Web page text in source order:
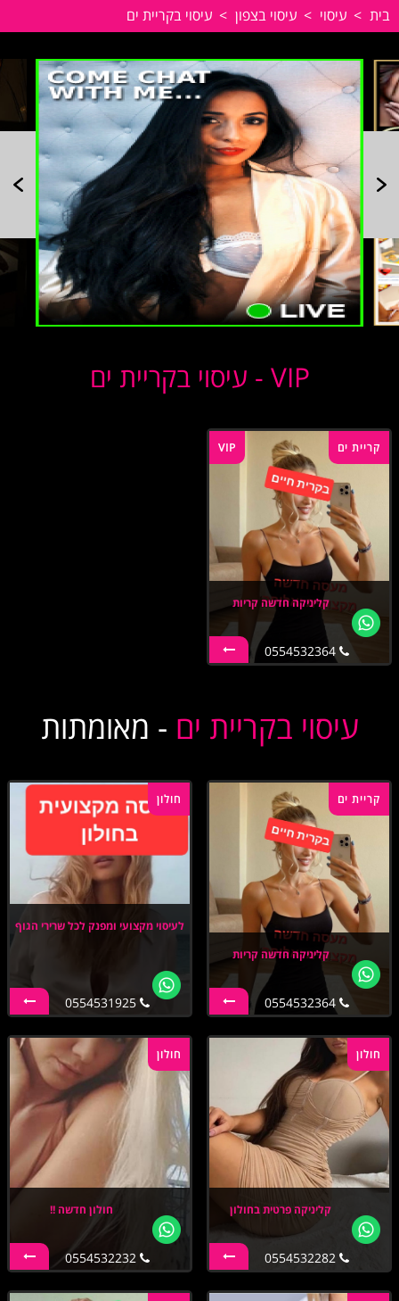
בית > עיסוי > עיסוי בצפון > עיסוי בקריית ים
VIP - עיסוי בקריית ים
VIP קריית ים
קליניקה חדשה קריות
0554532364
עיסוי בקריית ים - מאומתות
קריית ים
קליניקה חדשה קריות
0554532364
חולון
לעיסוי מקצועי ומפנק לכל שרירי הגוף
0554531925
חולון
קליניקה פרטית בחולון
0554532282
חולון
חולון חדשה !!
0554532232